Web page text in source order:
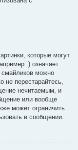
которые могут
:) означает
смайликов можно
не перестарайтесь,
нечитаемым, и
или вообще
может ограничить
в сообщении.